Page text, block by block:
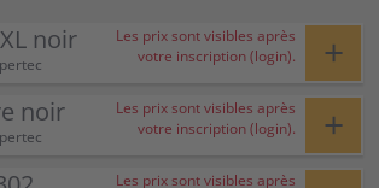
noir
Les prix sont visibles après
votre inscription (login).
+
noir
Les prix sont visibles après
votre inscription (login).
+
Les prix sont visibles après